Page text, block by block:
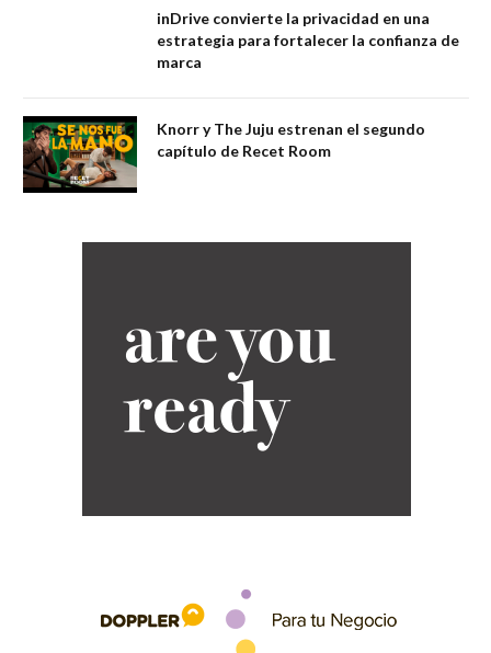
inDrive convierte la privacidad en una
estrategia para fortalecer la confianza de
marca
Knorr y The Juju estrenan el segundo
capítulo de Recet Room